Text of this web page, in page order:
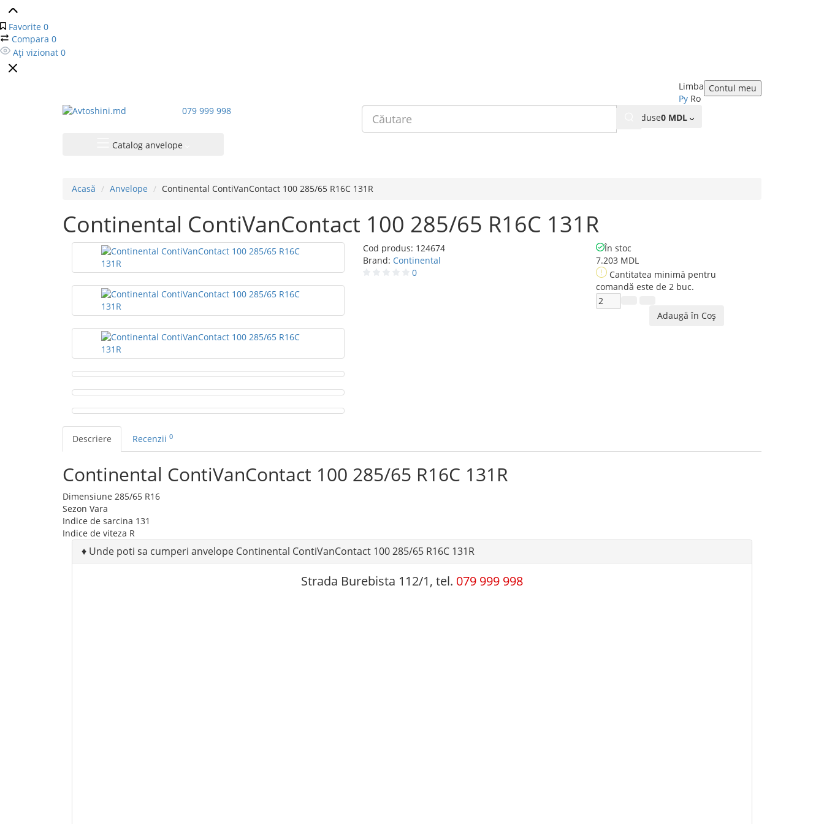
Favorite 0
Compara 0
Ați vizionat 0
Contul meu
Limba
Ру Ro
079 999 998
Produse0 MDL
Catalog anvelope
Acasă Anvelope Continental ContiVanContact 100 285/65 R16C 131R
Continental ContiVanContact 100 285/65 R16C 131R
Cod produs: 124674
Brand: Continental
0
În stoc
7.203 MDL
Cantitatea minimă pentru
comandă este de 2 buc.
Adaugă în Coş
Descriere Recenzii 0
Continental ContiVanContact 100 285/65 R16C 131R
Dimensiune 285/65 R16
Sezon Vara
Indice de sarcina 131
Indice de viteza R
♦ Unde poti sa cumperi anvelope Continental ContiVanContact 100 285/65 R16C 131R
Strada Burebista 112/1, tel. 079 999 998